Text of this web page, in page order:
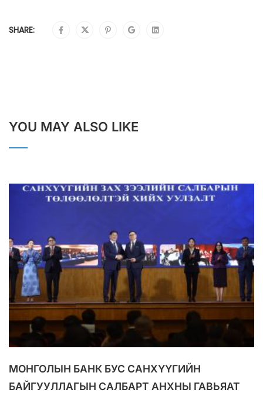
SHARE:
YOU MAY ALSO LIKE
МОНГОЛЫН БАНК БУС САНХҮҮГИЙН
БАЙГУУЛЛАГЫН САЛБАРТ АНХНЫ ГАВЬЯАТ